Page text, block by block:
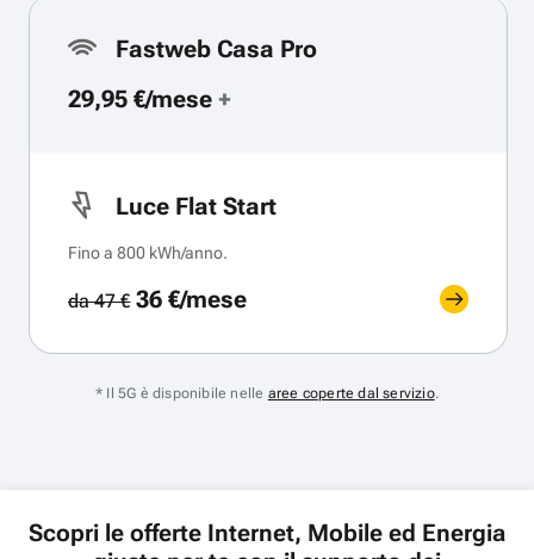
Fastweb Casa Pro
29,95 €/mese +
Luce Flat Start
Fino a 800 kWh/anno.
da 47 €36 €/mese
* Il 5G è disponibile nelle aree coperte dal servizio.
Scopri le offerte Internet, Mobile ed Energia